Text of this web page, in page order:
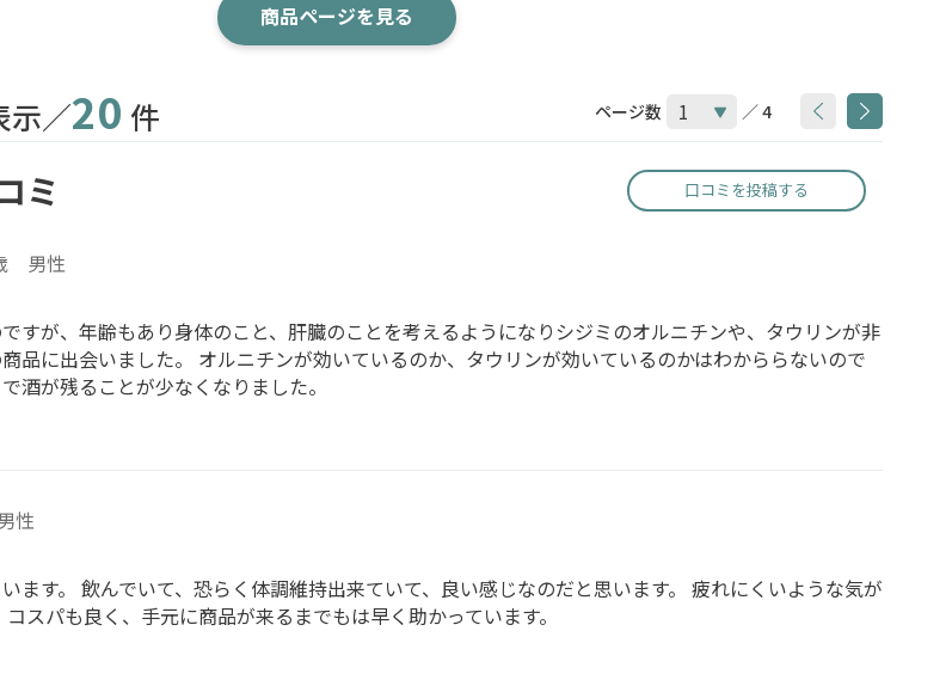
商品ページを見る
示／20 件 ページ数 ／ 4
ミ 口コミを投稿する
男性
すが、年齢もあり身体のこと、肝臓のことを考えるようになりシジミのオルニチンや、タウリンが非
品に出会いました。 オルニチンが効いているのか、タウリンが効いているのかはわかららないので
酒が残ることが少なくなりました。
性
ます。 飲んでいて、恐らく体調維持出来ていて、良い感じなのだと思います。 疲れにくいような気が
スパも良く、手元に商品が来るまでもは早く助かっています。